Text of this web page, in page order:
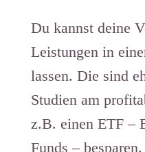
Du kannst deine
Leistungen in
lassen. Die sind
Studien am
z.B. einen ETF –
Funds –